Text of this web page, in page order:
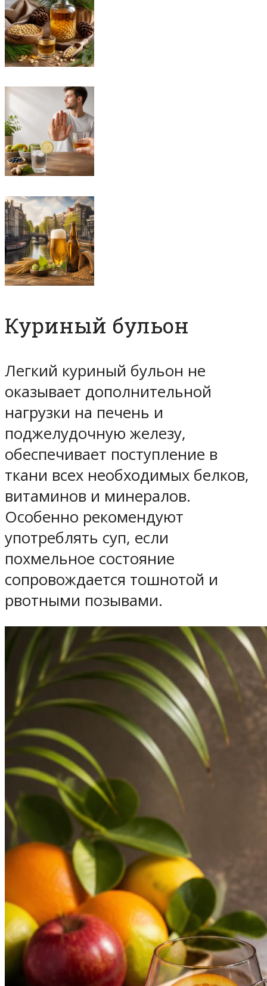
Куриный бульон
Легкий куриный бульон не
оказывает дополнительной
нагрузки на печень и
поджелудочную железу,
обеспечивает поступление в
ткани всех необходимых белков,
витаминов и минералов.
Особенно рекомендуют
употреблять суп, если
похмельное состояние
сопровождается тошнотой и
рвотными позывами.